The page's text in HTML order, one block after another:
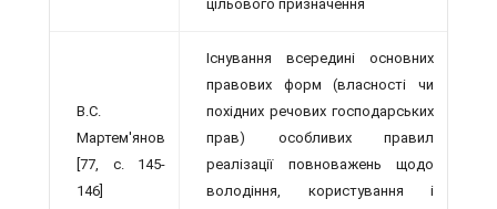
цільового призначення
В.С.
Мартем'янов
[77, с. 145-
146]
Існування всередині основних
правових форм (власності чи
похідних речових господарських
прав) особливих правил
реалізації повноважень щодо
володіння, користування і